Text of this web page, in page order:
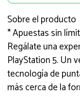
Sobre el producto
* Apuestas sin
Regálate una
PlayStation 5. Un
tecnología de
más cerca de la